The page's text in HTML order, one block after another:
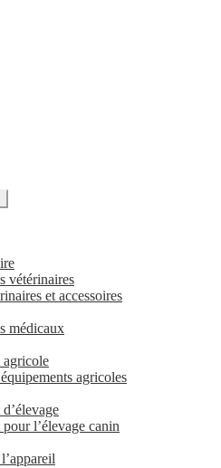
vétérinaires
et accessoires
médicaux
agricole
agricoles
l’élevage canin